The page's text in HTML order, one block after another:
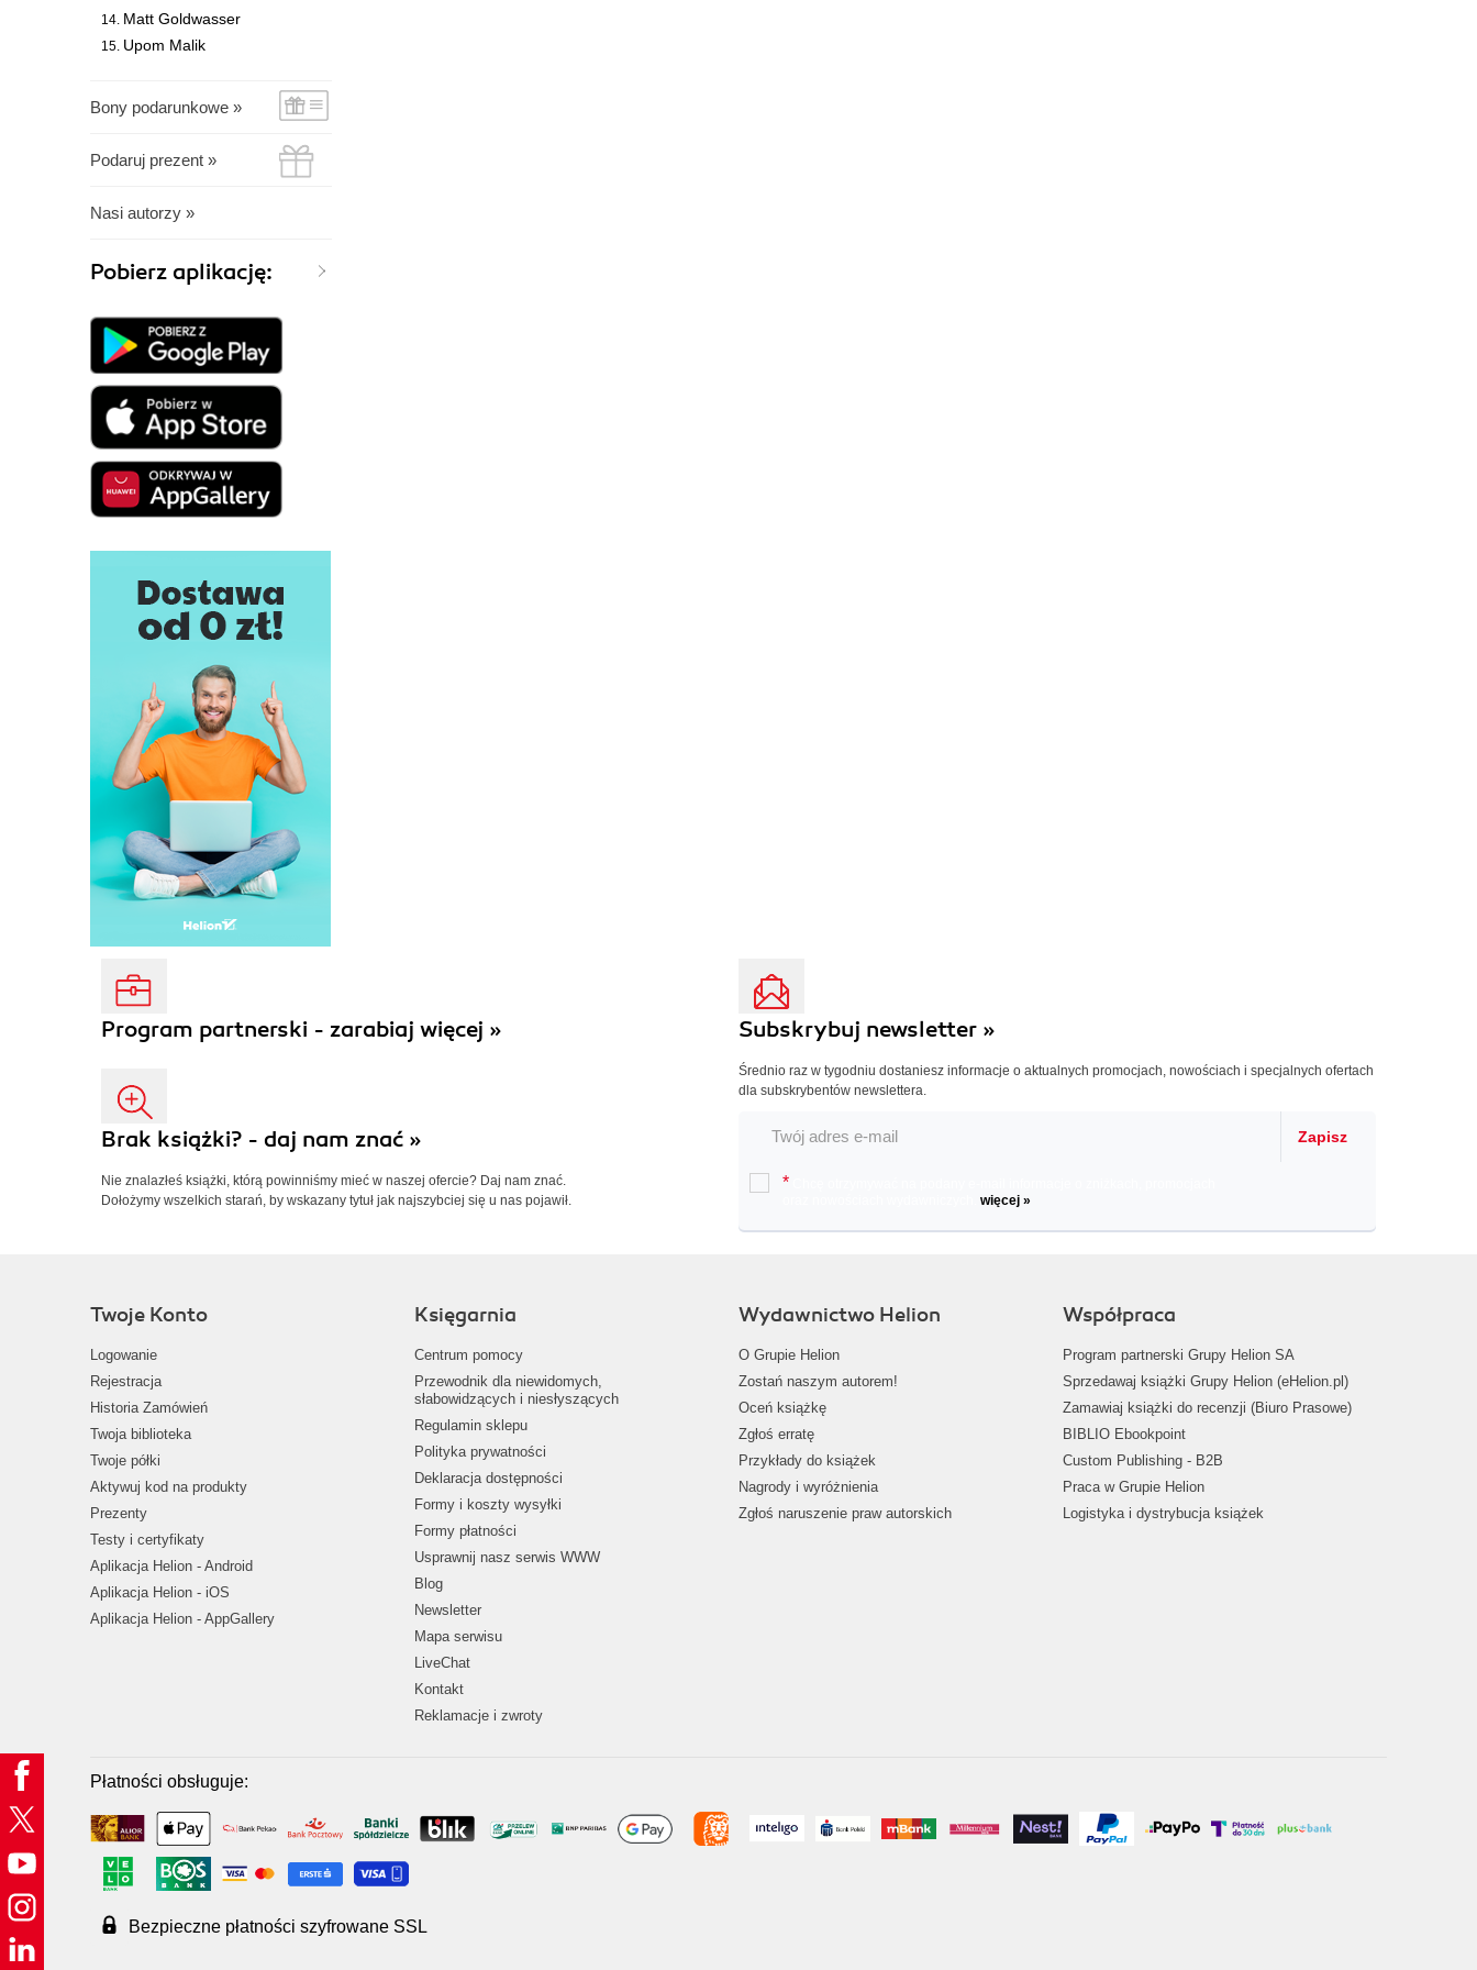
Matt Goldwasser
Upom Malik
Bony podarunkowe »
Podaruj prezent »
Nasi autorzy »
Pobierz aplikację:
Program partnerski - zarabiaj więcej »
Brak książki? - daj nam znać »
Nie znalazłeś książki, którą powinniśmy mieć w naszej ofercie? Daj nam znać.
Dołożymy wszelkich starań, by wskazany tytuł jak najszybciej się u nas pojawił.
Subskrybuj newsletter »
Średnio raz w tygodniu dostaniesz informacje o aktualnych promocjach, nowościach i specjalnych ofertach
dla subskrybentów newslettera.
Zapisz
*
więcej »
Twoje Konto
Logowanie
Rejestracja
Historia Zamówień
Twoja biblioteka
Twoje półki
Aktywuj kod na produkty
Prezenty
Testy i certyfikaty
Aplikacja Helion - Android
Aplikacja Helion - iOS
Aplikacja Helion - AppGallery
Księgarnia
Centrum pomocy
Przewodnik dla niewidomych,
słabowidzących i niesłyszących
Regulamin sklepu
Polityka prywatności
Deklaracja dostępności
Formy i koszty wysyłki
Formy płatności
Usprawnij nasz serwis WWW
Blog
Newsletter
Mapa serwisu
LiveChat
Kontakt
Reklamacje i zwroty
Wydawnictwo Helion
O Grupie Helion
Zostań naszym autorem!
Oceń książkę
Zgłoś erratę
Przykłady do książek
Nagrody i wyróżnienia
Zgłoś naruszenie praw autorskich
Współpraca
Program partnerski Grupy Helion SA
Sprzedawaj książki Grupy Helion (eHelion.pl)
Zamawiaj książki do recenzji (Biuro Prasowe)
BIBLIO Ebookpoint
Custom Publishing - B2B
Praca w Grupie Helion
Logistyka i dystrybucja książek
Płatności obsługuje:
Bezpieczne płatności szyfrowane SSL